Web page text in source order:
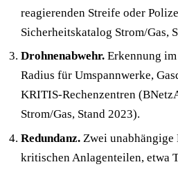
reagierenden Streife oder
Sicherheitskatalog Strom/Gas,
Drohnenabwehr. Erkennung
Radius für Umspannwerke,
KRITIS-Rechenzentren
Strom/Gas, Stand 2023).
Redundanz. Zwei
kritischen Anlagenteilen, etwa